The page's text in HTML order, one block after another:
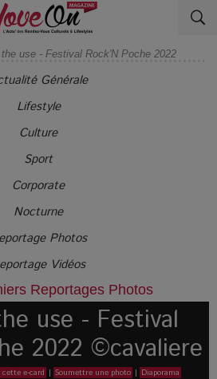
use - Festival Rock'N Poche 2022
Générale
Lifestyle
Culture
Sport
Corporate
Nocturne
Photos
Vidéos
Reportages Photos
use - Festival
2022 ©cavaliere
cette e-card | Soumettre une photo | Diaporama